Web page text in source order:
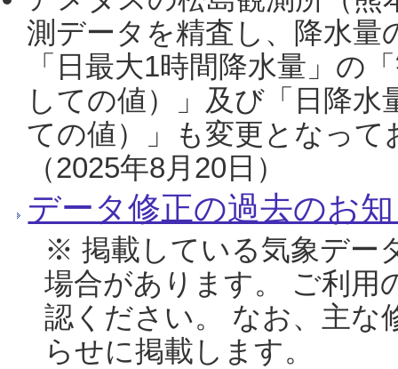
測データを精査し、降水
「日最大1時間降水量」の
しての値）」及び「日降
ての値）」も変更となっ
（2025年8月20日）
データ修正の過去のお
※ 掲載している気象デー
場合があります。 ご利用
認ください。 なお、主な
らせに掲載します。